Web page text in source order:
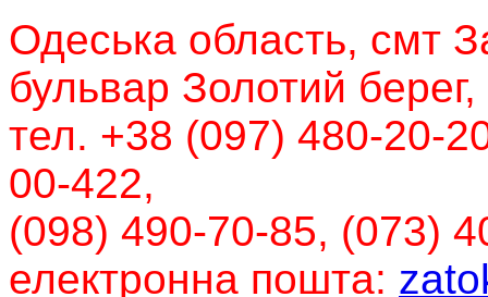
Одеська область, смт
бульвар Золотий
тел. +38 (097) 480-20-
00-422,
(098) 490-70-85, (073)
електронна пошта: